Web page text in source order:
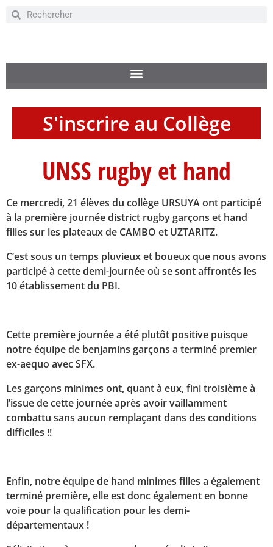
S'inscrire au Collège
UNSS rugby et hand
Ce mercredi, 21 élèves du collège URSUYA ont participé
à la première journée district rugby garçons et hand
filles sur les plateaux de CAMBO et UZTARITZ.
C’est sous un temps pluvieux et boueux que nous avons
participé à cette demi-journée où se sont affrontés les
10 établissement du PBI.
Cette première journée a été plutôt positive puisque
notre équipe de benjamins garçons a terminé premier
ex-aequo avec SFX.
Les garçons minimes ont, quant à eux, fini troisième à
l’issue de cette journée après avoir vaillamment
combattu sans aucun remplaçant dans des conditions
difficiles !!
Enfin, notre équipe de hand minimes filles a également
terminé première, elle est donc également en bonne
voie pour la qualification pour les demi-
départementaux !